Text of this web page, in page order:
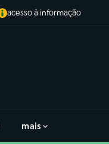
acesso à informação
mais